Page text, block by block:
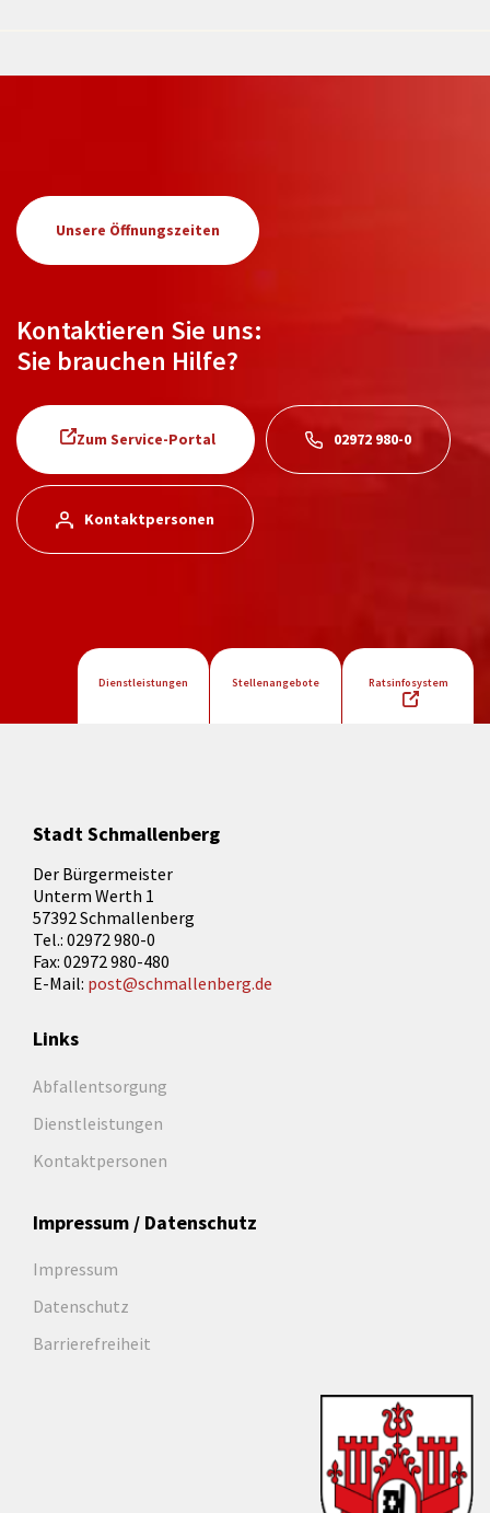
Unsere Öffnungszeiten
Kontaktieren Sie uns:
Sie brauchen Hilfe?
Zum Service-Portal 02972 980-0
Kontaktpersonen
Dienstleistungen Stellenangebote Ratsinfosystem
Stadt Schmallenberg
Der Bürgermeister
Unterm Werth 1
57392 Schmallenberg
Tel.: 02972 980-0
Fax: 02972 980-480
E-Mail: post@schmallenberg.de
Links
Abfallentsorgung
Dienstleistungen
Kontaktpersonen
Impressum / Datenschutz
Impressum
Datenschutz
Barrierefreiheit